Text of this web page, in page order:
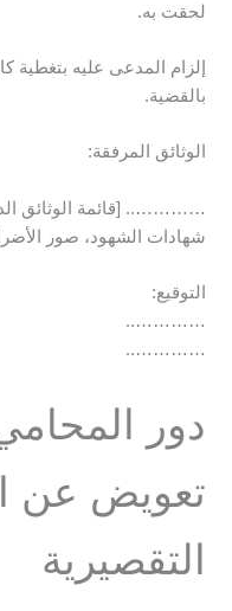
لحقت به.
إلزام المدعى عليه بتغطية
بالقضية.
الوثائق المرفقة:
………….. [قائمة الوثائق
شهادات الشهود، صور
التوقيع:
…………..
…………..
دور
تعويض عن
التقصيرية